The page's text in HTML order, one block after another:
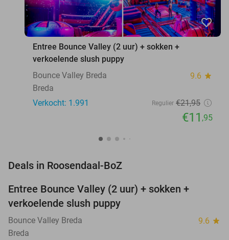
favorite_border
Entree Bounce Valley (2 uur) + sokken +
verkoelende slush puppy
Bounce Valley Breda
9.6 star
Breda
Verkocht: 1.991
Regulier €21,95
€11 ,95
Deals in Roosendaal-BoZ
Entree Bounce Valley (2 uur) + sokken +
verkoelende slush puppy
Bounce Valley Breda 9.6 star
Breda